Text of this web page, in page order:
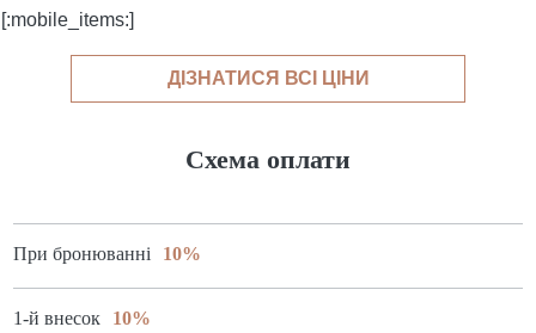
[:mobile_items:]
ДІЗНАТИСЯ ВСІ ЦІНИ
Схема оплати
При бронюванні 10%
1-й внесок
10%